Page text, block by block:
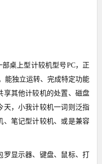
桌上型计较机型号PC，正
能独立运转、完成特定功能
享其他计较机的处置、磁盘
天，小我计较机一词则泛指
、笔记型计较机、或是兼容
显示器、键盘、鼠标、打